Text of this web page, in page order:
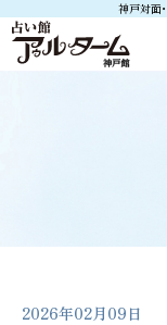
神戸対面
2026年02月09日